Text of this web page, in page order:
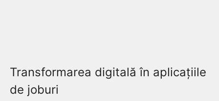
Transformarea digitală în aplicațiile
de joburi